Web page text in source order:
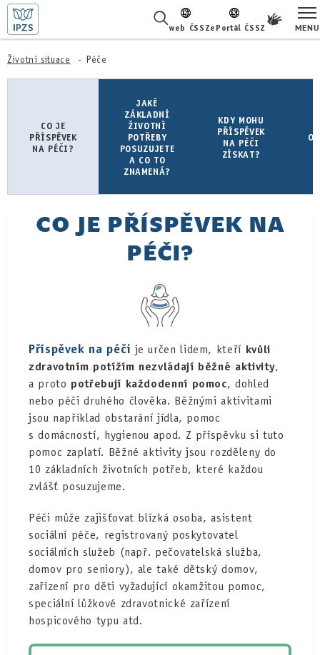
web ČSSZePortál ČSSZ MENU
ŽIVOTNÍ SITUACE
O NÁS
PRO LÉKAŘE
PRO MÉDIA
Životní situace Péče
CO JE
PŘÍSPĚVEK
NA PÉČI?
JAKÉ
ZÁKLADNÍ
ŽIVOTNÍ
POTŘEBY
POSUZUJETE
A CO TO
ZNAMENÁ?
KDY MOHU
PŘÍSPĚVEK
NA PÉČI
ZÍSKAT?
O
CO JE PŘÍSPĚVEK NA
PÉČI?
Příspěvek na péči je určen lidem, kteří kvůli
zdravotním potížím nezvládají běžné aktivity,
a protopotřebují každodenní pomoc, dohled
nebo péči druhého člověka. Běžnými aktivitami
jsou například obstarání jídla, pomoc
s domácností, hygienou apod. Z příspěvku si tuto
pomoc zaplatí. Běžné aktivity jsou rozděleny do
10 základních životních potřeb, které každou
zvlášť posuzujeme.
Péči může zajišťovat blízká osoba, asistent
sociální péče, registrovaný poskytovatel
sociálních služeb (např. pečovatelská služba,
domov pro seniory), ale také dětský domov,
zařízení pro děti vyžadující okamžitou pomoc,
speciální lůžkové zdravotnické zařízení
hospicového typu atd.